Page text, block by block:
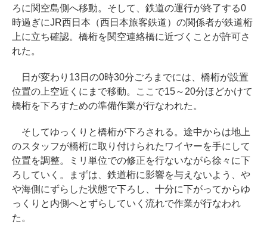
ろに関空島側へ移動。そして、鉄道の運行が終了する0
時過ぎにJR西日本（西日本旅客鉄道）の関係者が鉄道桁
上に立ち確認。橋桁を関空連絡橋に近づくことが許可さ
れた。
日が変わり13日の0時30分ごろまでには、橋桁が設置
位置の上空近くにまで移動。ここで15～20分ほどかけて
橋桁を下ろすための準備作業が行なわれた。
そしてゆっくりと橋桁が下ろされる。途中からは地上
のスタッフが橋桁に取り付けられたワイヤーを手にして
位置を調整。ミリ単位での修正を行ないながら徐々に下
ろしていく。まずは、鉄道桁に影響を与えないよう、や
や海側にずらした状態で下ろし、十分に下がってからゆ
っくりと内側へとずらしていく流れで作業が行なわれ
た。